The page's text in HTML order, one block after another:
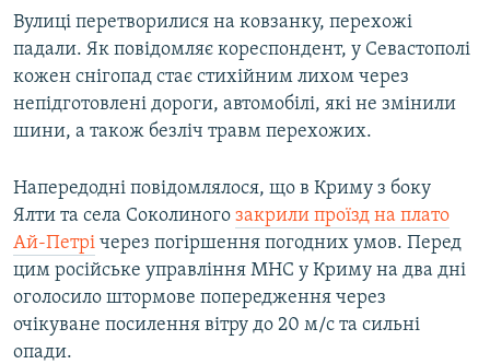
Вулиці перетворилися на ковзанку, перехожі
падали. Як повідомляє кореспондент, у Севастополі
кожен снігопад стає стихійним лихом через
непідготовлені дороги, автомобілі, які не змінили
шини, а також безліч травм перехожих.
Напередодні повідомлялося, що в Криму з боку
Ялти та села Соколиного закрили проїзд на плато
Ай-Петрі через погіршення погодних умов. Перед
цим російське управління МНС у Криму на два дні
оголосило штормове попередження через
очікуване посилення вітру до 20 м/с та сильні
опади.